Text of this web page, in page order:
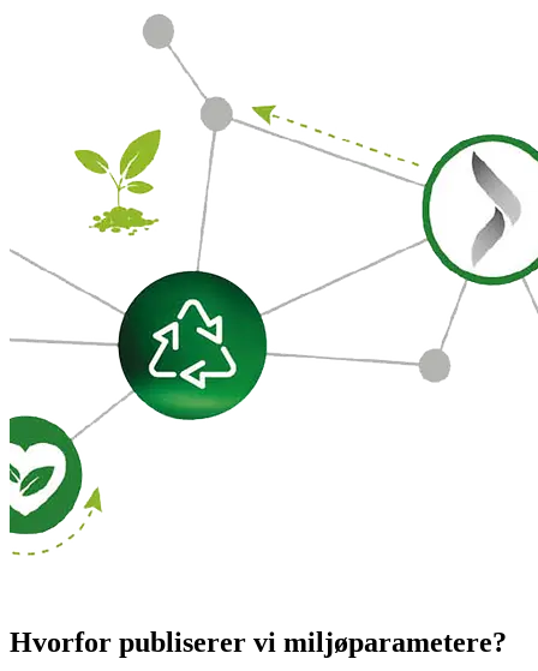
Hvorfor publiserer vi miljøparametere?